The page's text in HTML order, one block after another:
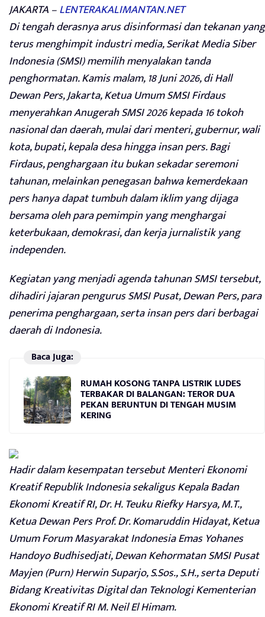
JAKARTA –LENTERAKALIMANTAN.NET
Di tengah derasnya arus disinformasi dan tekanan yang
terus menghimpit industri media, Serikat Media Siber
Indonesia (SMSI) memilih menyalakan tanda
penghormatan. Kamis malam, 18 Juni 2026, di Hall
Dewan Pers, Jakarta, Ketua Umum SMSI Firdaus
menyerahkan Anugerah SMSI 2026 kepada 16 tokoh
nasional dan daerah, mulai dari menteri, gubernur, wali
kota, bupati, kepala desa hingga insan pers. Bagi
Firdaus, penghargaan itu bukan sekadar seremoni
tahunan, melainkan penegasan bahwa kemerdekaan
pers hanya dapat tumbuh dalam iklim yang dijaga
bersama oleh para pemimpin yang menghargai
keterbukaan, demokrasi, dan kerja jurnalistik yang
independen.
Kegiatan yang menjadi agenda tahunan SMSI tersebut,
dihadiri jajaran pengurus SMSI Pusat, Dewan Pers, para
penerima penghargaan, serta insan pers dari berbagai
daerah di Indonesia.
Baca Juga:
RUMAH KOSONG TANPA LISTRIK LUDES
TERBAKAR DI BALANGAN: TEROR DUA
PEKAN BERUNTUN DI TENGAH MUSIM
KERING
Hadir dalam kesempatan tersebut Menteri Ekonomi
Kreatif Republik Indonesia sekaligus Kepala Badan
Ekonomi Kreatif RI, Dr. H. Teuku Riefky Harsya, M.T.,
Ketua Dewan Pers Prof. Dr. Komaruddin Hidayat, Ketua
Umum Forum Masyarakat Indonesia Emas Yohanes
Handoyo Budhisedjati, Dewan Kehormatan SMSI Pusat
Mayjen (Purn) Herwin Suparjo, S.Sos., S.H., serta Deputi
Bidang Kreativitas Digital dan Teknologi Kementerian
Ekonomi Kreatif RI M. Neil El Himam.